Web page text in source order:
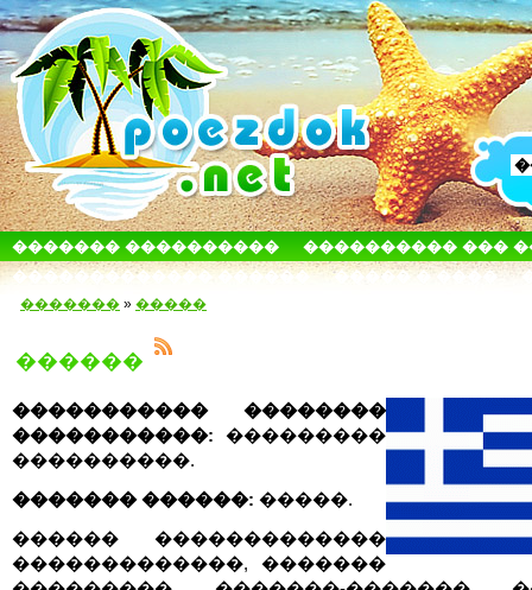
������� ����������
���������� ���
������������� ������
����� � ����
������� » �����
������
����������� ��������
�����������: ���������
����������.
������� ������: �����.
������ �������������
�������������, �������